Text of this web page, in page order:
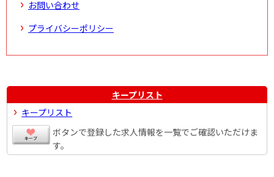
お問い合わせ
プライバシーポリシー
キープリスト
キープリスト
ボタンで登録した求人情報を一覧でご確認いただけま
す。